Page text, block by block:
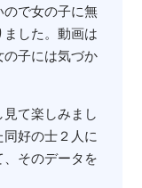
ので女の子に無
した。動画は
の子には気づか
て楽しみまし
好の士２人に
、そのデータを